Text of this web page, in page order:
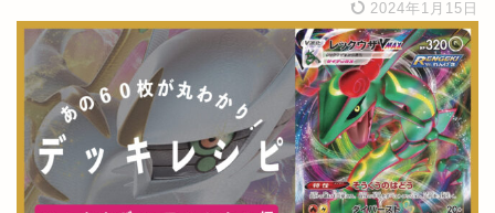
2024年1月15日